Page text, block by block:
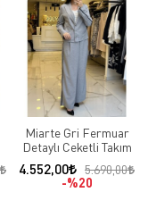
Miarte Gri Fermuar
Detaylı Ceketli Takım
4.552,00
5.690,00
%20